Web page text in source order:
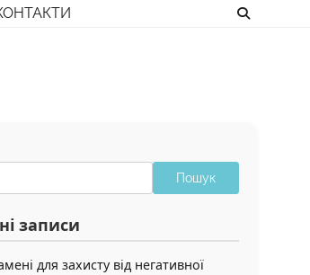
Пошук
записи
для захисту від негативної